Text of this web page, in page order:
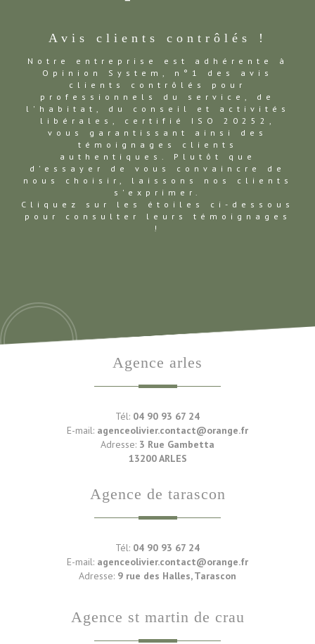
Avis clients contrôlés !
Notre entreprise est adhérente à
Opinion System, n°1 des avis
clients contrôlés pour
professionnels du service, de
l'habitat, du conseil et activités
libérales, certifié ISO 20252,
vous garantissant ainsi des
témoignages clients
authentiques. Plutôt que
d'essayer de vous convaincre de
nous choisir, laissons nos clients
s'exprimer.
Cliquez sur les étoiles ci-dessous
pour consulter leurs témoignages
!
agence arles
Tél: 04 90 93 67 24
E-mail: agenceolivier.contact@orange.fr
Adresse: 3 Rue Gambetta
13200 ARLES
agence de tarascon
Tél: 04 90 93 67 24
E-mail: agenceolivier.contact@orange.fr
Adresse: 9 rue des Halles, Tarascon
agence st martin de crau